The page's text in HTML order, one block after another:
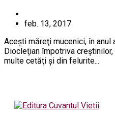
feb. 13, 2017
Aceşti măreţi mucenici, în anul
Diocleţian împotriva
multe cetăţi şi din felurite...